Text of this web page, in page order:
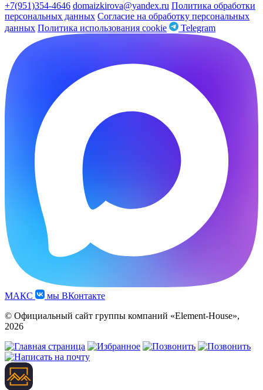
+7(951)354-4646 domaizkirova@yandex.ru Политика обработки
персональных данных Согласие на обработку персональных
данных Политика использования cookie Telegram
МАКС
мы ВКонтакте
© Официальный сайт группы компаний «Element-House»,
2026